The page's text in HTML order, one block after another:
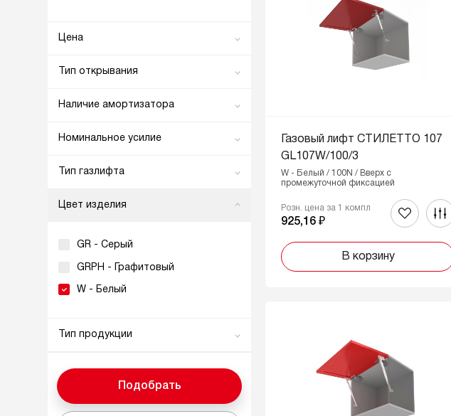
Цена
Тип открывания
фиксацией
Наличие амортизатора
Номинальное усилие
100N
Тип газлифта
Цвет изделия
GR - Серый
GRPH - Графитовый
W - Белый
Тип продукции
Основная продукция
Подобрать
Газовый лифт СТИЛЕТТО 107
GL107W/100/3
W - Белый / 100N / Вверх с
промежуточной фиксацией
Розн. цена за 1 компл
925,16 ₽
В корзину